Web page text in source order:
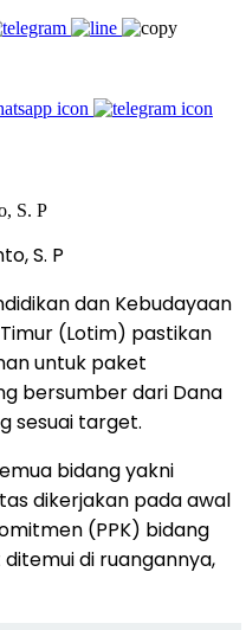
S. P
dan Kebudayaan
(Lotim) pastikan
untuk paket
bersumber dari Dana
sesuai target.
bidang yakni
dikerjakan pada awal
(PPK) bidang
ditemui di ruangannya,